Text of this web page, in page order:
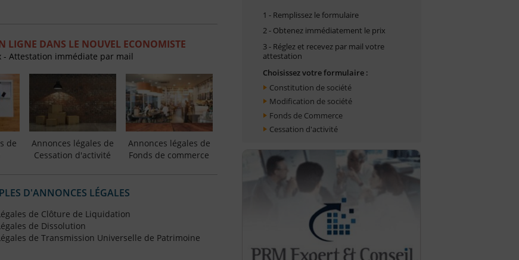
LIGNE DANS LE NOUVEL ECONOMISTE
Attestation immédiate par mail
de
Annonces légales de
Cessation d'activité
Annonces légales de
Fonds de commerce
D'ANNONCES LÉGALES
de Clôture de Liquidation
de Dissolution
de Transmission Universelle de Patrimoine
1 - Remplissez le formulaire
2 - Obtenez immédiatement le prix
3 - Réglez et recevez par mail votre
attestation
Choisissez votre formulaire :
Constitution de société
Modification de société
Fonds de Commerce
Cessation d'activité